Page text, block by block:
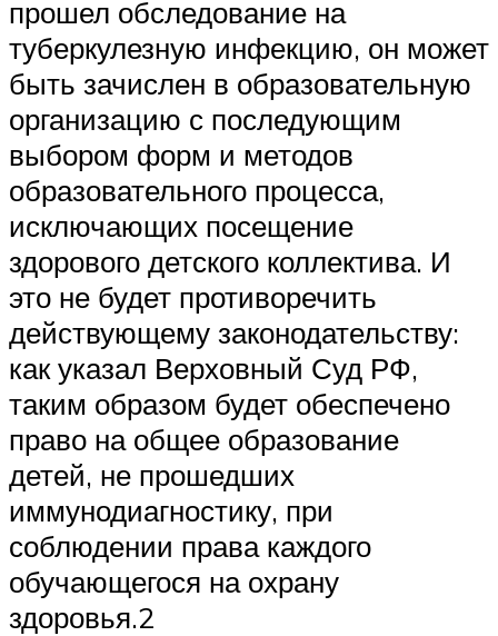
прошел обследование на
туберкулезную инфекцию, он может
быть зачислен в образовательную
организацию с последующим
выбором форм и методов
образовательного процесса,
исключающих посещение
здорового детского коллектива. И
это не будет противоречить
действующему законодательству:
как указал Верховный Суд РФ,
таким образом будет обеспечено
право на общее образование
детей, не прошедших
иммунодиагностику, при
соблюдении права каждого
обучающегося на охрану
здоровья.2